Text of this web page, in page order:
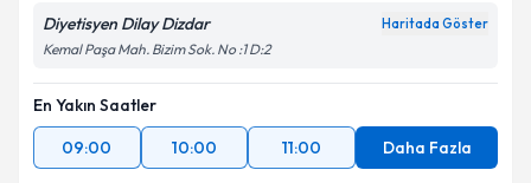
Diyetisyen Dilay Dizdar Haritada Göster
Kemal Paşa Mah. Bizim Sok. No :1 D:2
En Yakın Saatler
09:00
10:00 11:00 Daha Fazla